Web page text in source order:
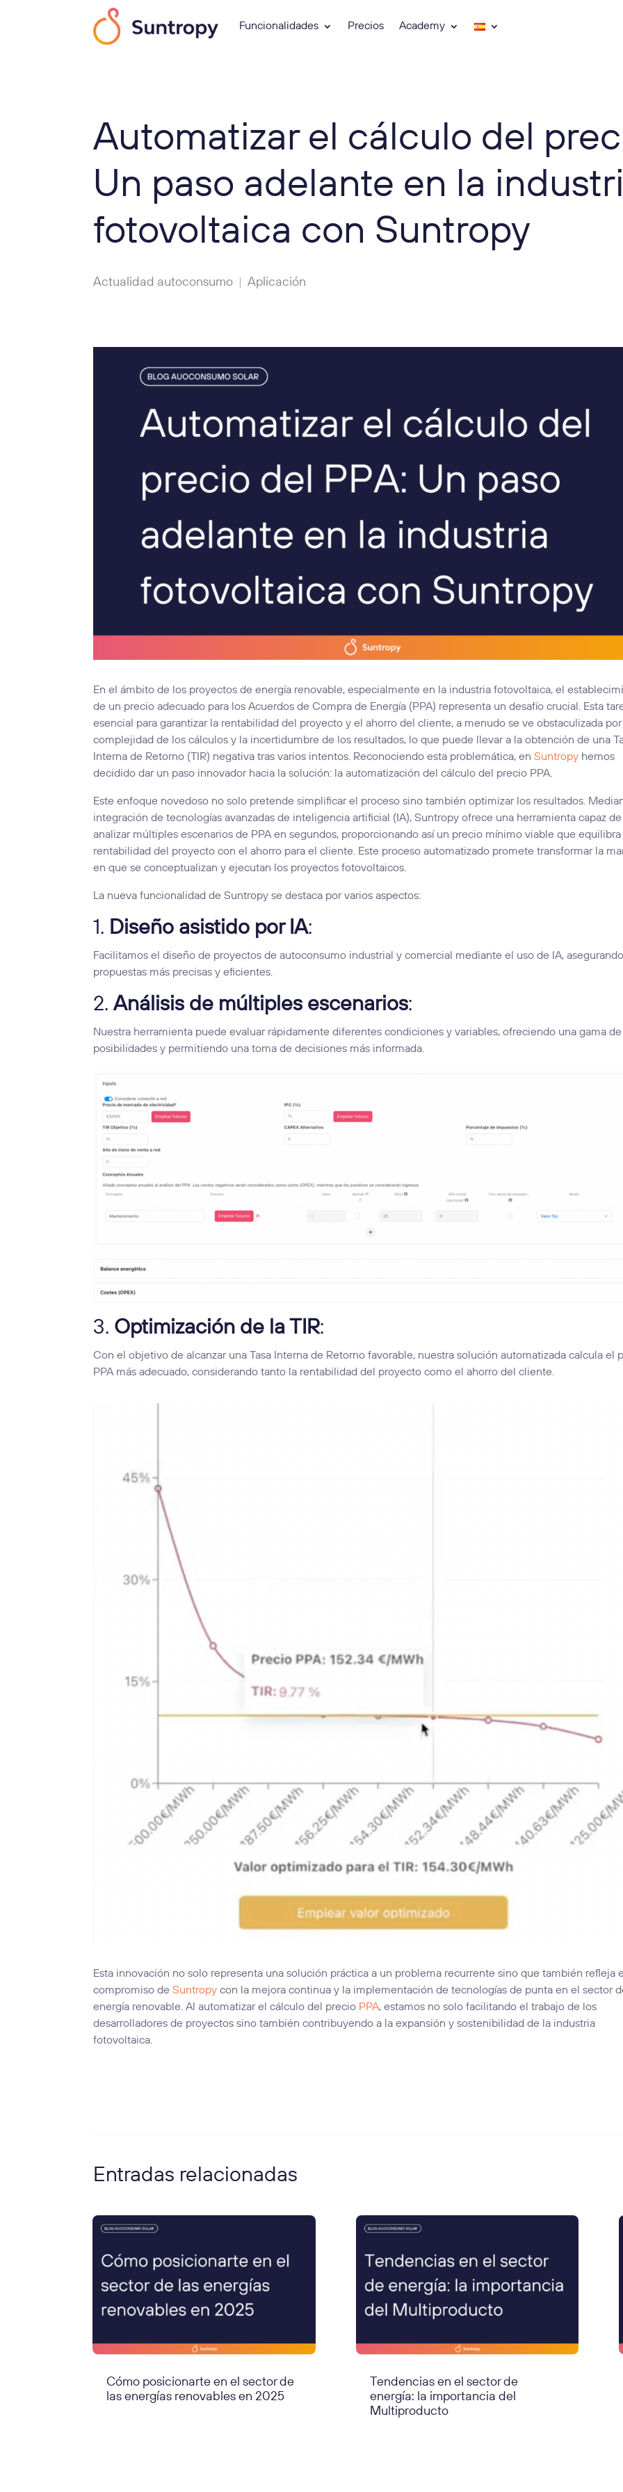
Funcionalidades Precios Academy
Automatizar el cálculo del
Un paso adelante en la
fotovoltaica con Suntropy
Actualidad autoconsumo |Aplicación
En el ámbito de los proyectos de energía renovable, especialmente en la industria fotovoltaica, el
de un precio adecuado para los Acuerdos de Compra de Energía (PPA) representa un desafío crucial. Esta
esencial para garantizar la rentabilidad del proyecto y el ahorro del cliente, a menudo se ve obstaculizada
complejidad de los cálculos y la incertidumbre de los resultados, lo que puede llevar a la obtención de una
Interna de Retorno (TIR) negativa tras varios intentos. Reconociendo esta problemática, enSuntropy hemos
decidido dar un paso innovador hacia la solución: la automatización del cálculo del precio PPA.
Este enfoque novedoso no solo pretende simplificar el proceso sino también optimizar los resultados.
integración de tecnologías avanzadas de inteligencia artificial (IA), Suntropy ofrece una herramienta capaz de
analizar múltiples escenarios de PPA en segundos, proporcionando así un precio mínimo viable que equilibra
rentabilidad del proyecto con el ahorro para el cliente. Este proceso automatizado promete transformar la
en que se conceptualizan y ejecutan los proyectos fotovoltaicos.
La nueva funcionalidad de Suntropy se destaca por varios aspectos:
1. Diseño asistido por IA:
Facilitamos el diseño de proyectos de autoconsumo industrial y comercial mediante el uso de IA,
propuestas más precisas y eficientes.
2.Análisis de múltiples escenarios:
Nuestra herramienta puede evaluar rápidamente diferentes condiciones y variables, ofreciendo una gama de
posibilidades y permitiendo una toma de decisiones más informada.
3. Optimización de la TIR:
Con el objetivo de alcanzar una Tasa Interna de Retorno favorable, nuestra solución automatizada calcula el
PPA más adecuado, considerando tanto la rentabilidad del proyecto como el ahorro del cliente.
Esta innovación no solo representa una solución práctica a un problema recurrente sino que también refleja
compromiso de Suntropycon la mejora continua y la implementación de tecnologías de punta en el sector
energía renovable. Al automatizar el cálculo del precio PPA, estamos no solo facilitando el trabajo de los
desarrolladores de proyectos sino también contribuyendo a la expansión y sostenibilidad de la industria
fotovoltaica.
Entradas relacionadas
Cómo posicionarte en el sector de
las energías renovables en 2025
Tendencias en el sector de
energía: la importancia del
Multiproducto